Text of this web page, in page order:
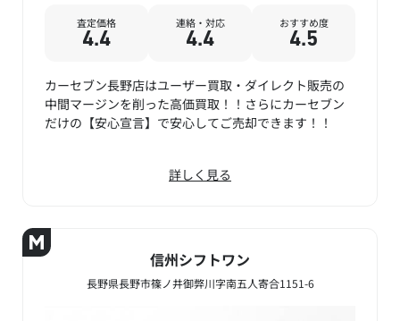
査定価格
4.4
連絡・対応
4.4
おすすめ度
4.5
カーセブン長野店はユーザー買取・ダイレクト販売の
中間マージンを削った高価買取！！さらにカーセブン
だけの【安心宣言】で安心してご売却できます！！
詳しく見る
信州シフトワン
長野県長野市篠ノ井御弊川字南五人寄合1151-6